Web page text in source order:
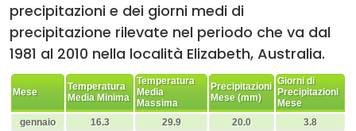
precipitazioni e dei giorni medi di
precipitazione rilevate nel periodo che va dal
1981 al 2010 nella località Elizabeth, Australia.
Mese
Temperatura
Media Minima
Temperatura
Media
Massima
Precipitazioni
Mese (mm)
Giorni di
Precipitazioni
Mese
gennaio
16.3 29.9 20.0
3.8